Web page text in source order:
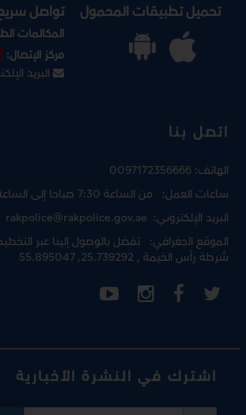
تحميل تطبيقات المحمول تواصل سريع
المكالمات
مركز الإتصال:
البريد
اتصل بنا
الهاتف:0097172356666
ساعات العمل: من الساعة 7:30 صباحا إلى الساعة 3:30 بعد الظهر
البريد الإلكتروني:rakpolice@rakpolice.gov.ae
الموقع الجغرافي: تفضل بالوصول إلينا عبرالتخطيط
شرطة رأس الخيمة, 25.739292, 55.895047
اشترك في النشرة الأخبارية